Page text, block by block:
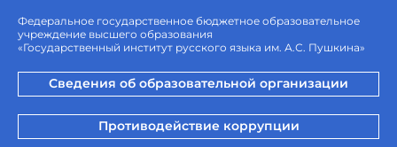
Федеральное государственное бюджетное образовательное
учреждение высшего образования
«Государственный институт русского языка им. А.С. Пушкина»
Сведения об образовательной организации
Противодействие коррупции